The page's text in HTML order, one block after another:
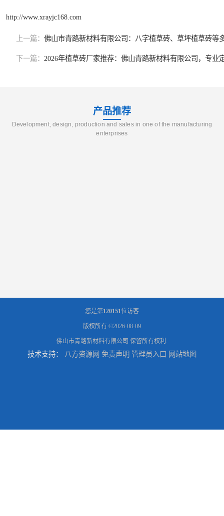
http://www.xrayjc168.com
上一篇： 佛山市青路新材料有限公司：八字植草砖、草坪植草砖等
下一篇： 2026年植草砖厂家推荐：佛山青路新材料有限公司，专业
产品推荐
Development, design, production and sales in one of the manufacturing
enterprises
您是第120151位访客
版权所有 ©2026-08-09
佛山市青路新材料有限公司 保留所有权利.
技术支持： 八方资源网 免责声明 管理员入口 网站地图